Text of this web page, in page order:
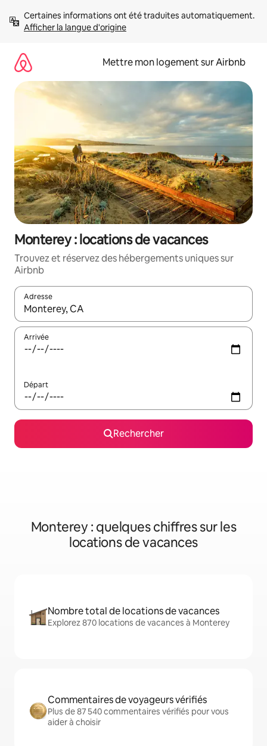
directement
Afficher la langue d'origine
Mettre mon logement sur Airbnb
Monterey : locations de vacances
Trouvez et réservez des hébergements uniques sur
Airbnb
Adresse
Lorsque les résultats s'affichent, utilisez les flèches vers le
Arrivée
Départ
Rechercher
Monterey : quelques chiffres sur les
locations de vacances
Nombre total de locations de vacances
Explorez 870 locations de vacances à Monterey
Commentaires de voyageurs vérifiés
Plus de 87 540 commentaires vérifiés pour vous
aider à choisir